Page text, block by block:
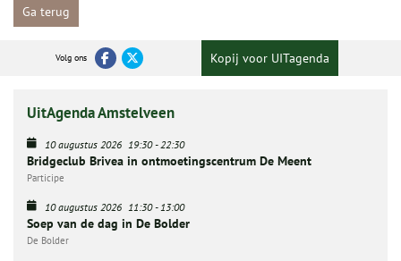
Ga terug
Volg ons Kopij voor UITagenda
UitAgenda Amstelveen
10 augustus 2026 19:30- 22:30
Bridgeclub Brivea in ontmoetingscentrum De Meent
Participe
10 augustus 2026 11:30- 13:00
Soep van de dag in De Bolder
De Bolder